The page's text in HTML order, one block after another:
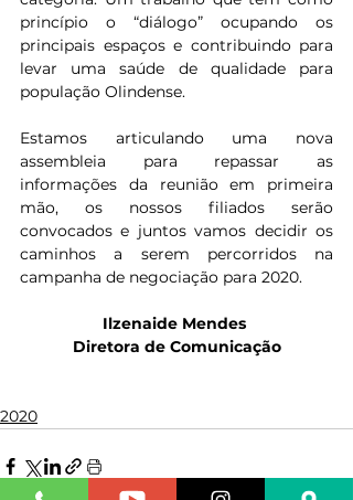
princípio o “diálogo” ocupando os
principais espaços e contribuindo para
levar uma saúde de qualidade para
população Olindense.
Estamos articulando uma nova
assembleia para repassar as
informações da reunião em primeira
mão, os nossos filiados serão
convocados e juntos vamos decidir os
caminhos a serem percorridos na
campanha de negociação para 2020.
Ilzenaide Mendes
Diretora de Comunicação
2020